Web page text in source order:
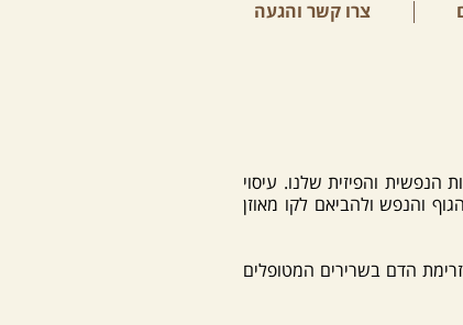
צרו קשר והגעה
הנפשית והפיזית שלנו. עיסוי
והנפש ולהביאם לקו מאוזן
הדם בשרירים המטופלים